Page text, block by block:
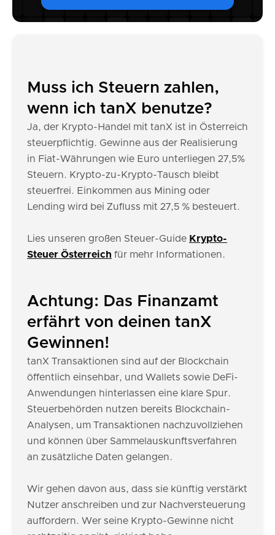
Muss ich Steuern zahlen,
wenn ich tanX benutze?
Ja, der Krypto-Handel mit tanX ist in Österreich
steuerpflichtig. Gewinne aus der Realisierung
in Fiat-Währungen wie Euro unterliegen 27,5%
Steuern. Krypto-zu-Krypto-Tausch bleibt
steuerfrei. Einkommen aus Mining oder
Lending wird bei Zufluss mit 27,5 % besteuert.
Lies unseren großen Steuer-Guide Krypto-
Steuer Österreich für mehr Informationen.
Achtung: Das Finanzamt
erfährt von deinen tanX
Gewinnen!
tanX Transaktionen sind auf der Blockchain
öffentlich einsehbar, und Wallets sowie DeFi-
Anwendungen hinterlassen eine klare Spur.
Steuerbehörden nutzen bereits Blockchain-
Analysen, um Transaktionen nachzuvollziehen
und können über Sammelauskunftsverfahren
an zusätzliche Daten gelangen.
Wir gehen davon aus, dass sie künftig verstärkt
Nutzer anschreiben und zur Nachversteuerung
auffordern. Wer seine Krypto-Gewinne nicht